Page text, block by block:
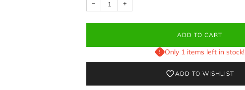
− +
ADD TO CART
Only 1 items left in stock!
ADD TO WISHLIST